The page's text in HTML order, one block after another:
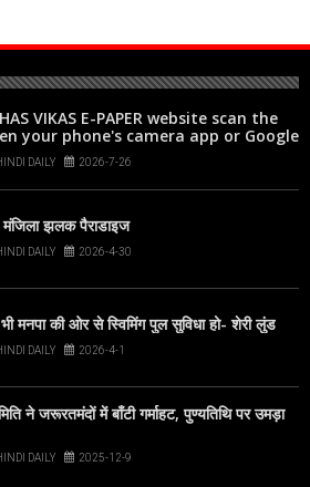
VIKAS E-PAPER website scan the
your phone's camera app or Google
at the code, and tap the web link
on your screen
DAILY 2026-7-26
मंजिला झलक पैराडाइज
DAILY 2026-4-30
मनपा की ओर से स्विमिंग पुल सुविधा हो- शेरी लुंड
DAILY 2026-4-1
ने जरूरतमंदों में बाँटी गर्माहट, पुण्यतिथि पर उमड़ा
DAILY 2025-12-9